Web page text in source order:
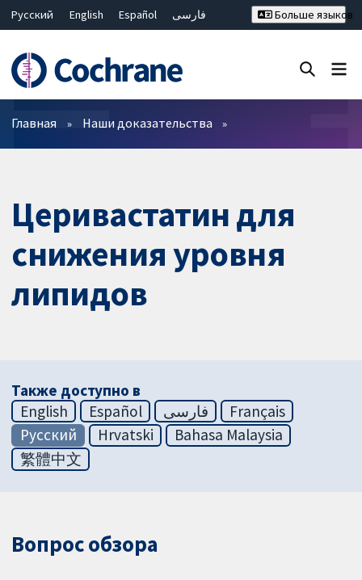
Русский English Español
فارسی
Bahasa Malaysia
ไทย
繁體中文
简体中文
Больше языков
Фильтры
Главная Наши доказательства
Церивастатин для
снижения уровня
липидов
Также доступно в
English
Español فارسی
Français
Русский
Hrvatski
Bahasa Malaysia
繁體中文
Вопрос обзора